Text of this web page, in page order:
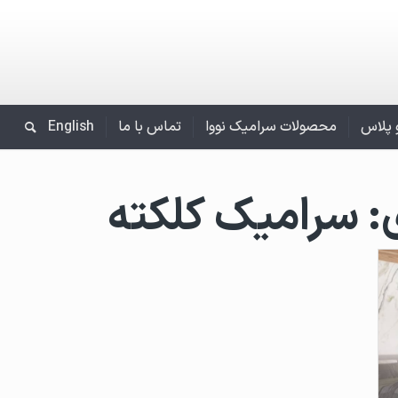
پلاس محصولات سرامیک نووا تماس با ما English
سرامیک کلکته